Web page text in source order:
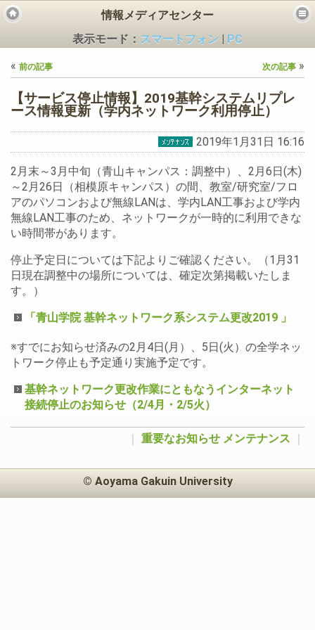
情報メディアセンター
表示モード： スマートフォン
PC
« 前の記事 次の記事 »
【サービス停止情報】2019基幹システムリプレ
ース情報更新（学内ネットワーク利用停止）
2019年1月31日 16:16
2月末～3月中旬（青山キャンパス：調整中）、2月6日(木)
～2月26日（相模原キャンパス）の間、教室/研究室/フロ
アのパソコンおよび無線LANは、学内LAN工事および学内
無線LAN工事のため、ネットワークが一時的に利用できな
い時間帯があります。
停止予定日については下記よりご確認ください。（1月31
日現在調整中の場所については、確定次第掲載いたしま
す。）
「青山学院 基幹ネットワーク系システム更改2019 」
※すでにお知らせ済みの2月4日(月）、5日(火）の全学ネッ
トワーク停止も予定通り実施予定です。
基幹ネットワーク更改作業にともなうインターネット
接続停止のお知らせ（2/4月・2/5火）
重要なお知らせ メンテナンス
© Aoyama Gakuin University